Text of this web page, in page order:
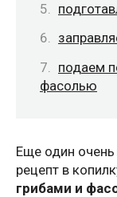
подаем
фасолью
Еще один очень
рецепт в
грибами и